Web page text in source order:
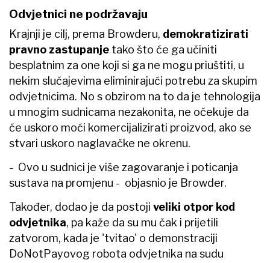
Odvjetnici ne podržavaju
Krajnji je cilj, prema Browderu, demokratizirati
pravno zastupanje tako što će ga učiniti
besplatnim za one koji si ga ne mogu priuštiti, u
nekim slučajevima eliminirajući potrebu za skupim
odvjetnicima. No s obzirom na to da je tehnologija
u mnogim sudnicama nezakonita, ne očekuje da
će uskoro moći komercijalizirati proizvod, ako se
stvari uskoro naglavačke ne okrenu.
- Ovo u sudnici je više zagovaranje i poticanja
sustava na promjenu - objasnio je Browder.
Također, dodao je da postoji veliki otpor kod
odvjetnika, pa kaže da su mu čak i prijetili
zatvorom, kada je 'tvitao' o demonstraciji
DoNotPayovog robota odvjetnika na sudu